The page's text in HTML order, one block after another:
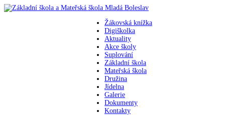
Žákovská knížka
Digiškolka
Aktuality
Akce školy
Suplování
Základní škola
Mateřská škola
Družina
Jídelna
Galerie
Dokumenty
Kontakty